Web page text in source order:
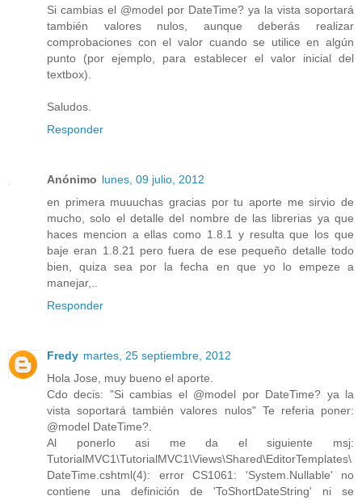
Si cambias el @model por DateTime? ya la vista soportará
también valores nulos, aunque deberás realizar
comprobaciones con el valor cuando se utilice en algún
punto (por ejemplo, para establecer el valor inicial del
textbox).
Saludos.
Responder
Anónimo lunes, 09 julio, 2012
en primera muuuchas gracias por tu aporte me sirvio de
mucho, solo el detalle del nombre de las librerias ya que
haces mencion a ellas como 1.8.1 y resulta que los que
baje eran 1.8.21 pero fuera de ese pequeño detalle todo
bien, quiza sea por la fecha en que yo lo empeze a
manejar,..
Responder
Fredy martes, 25 septiembre, 2012
Hola Jose, muy bueno el aporte.
Cdo decis: "Si cambias el @model por DateTime? ya la
vista soportará también valores nulos" Te referia poner:
@model DateTime?.
Al ponerlo asi me da el siguiente msj:
TutorialMVC1\TutorialMVC1\Views\Shared\EditorTemplates\
DateTime.cshtml(4): error CS1061: 'System.Nullable' no
contiene una definición de 'ToShortDateString' ni se